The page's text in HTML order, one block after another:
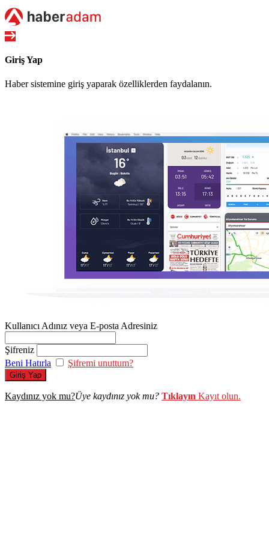
Giriş Yap
Haber sistemine giriş yaparak özelliklerden faydalanın.
Kullanıcı Adınız veya E-posta Adresiniz
Şifreniz
Beni Hatırla
Şifremi unuttum?
Giriş Yap
Kaydınız yok mu?Üye kaydınız yok mu? Tıklayın Kayıt olun.